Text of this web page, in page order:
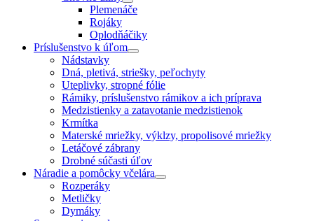
Plemenáče
Rojáky
Oplodňáčiky
Príslušenstvo k úľom
Nádstavky
Dná, pletivá, striešky, peľochyty
Uteplivky, stropné fólie
Rámiky, príslušenstvo rámikov a ich príprava
Medzistienky a zatavotanie medzistienok
Krmítka
Materské mriežky, výklzy, propolisové mriežky
Letáčové zábrany
Drobné súčasti úľov
Náradie a pomôcky včelára
Rozperáky
Metličky
Dymáky